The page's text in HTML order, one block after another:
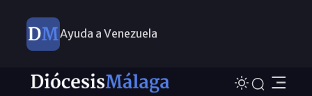
Ayuda a Venezuela